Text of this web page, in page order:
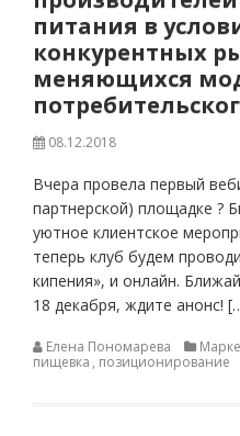
питания в
конкурентных
меняющихся
08.12.2018
Вчера провела первый
партнерской) площадке ?
уютное клиентское
теперь клуб будем
кипения», и онлайн.
18 декабря, ждите анонс!
Елена Пономарева
пищевка , позиционирование